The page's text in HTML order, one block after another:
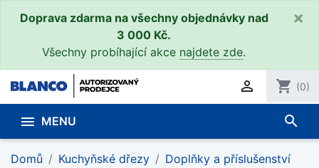
Doprava zdarma na všechny objednávky nad
3 000 Kč.
Všechny probíhající akce najdete zde.
×
 shopping_cart (0)
 MENU search
Domů Kuchyňské dřezy
Doplňky a příslušenství